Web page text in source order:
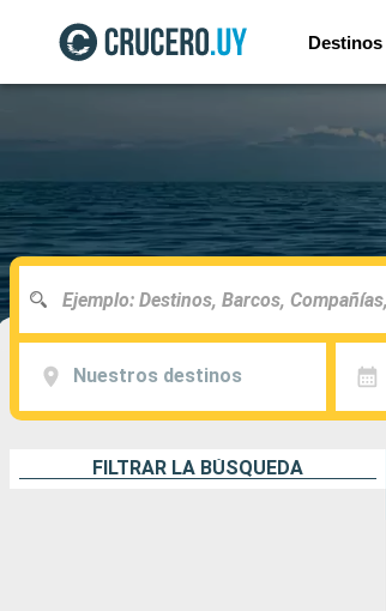
Destinos
Nuestros destinos
FILTRAR LA BÚSQUEDA